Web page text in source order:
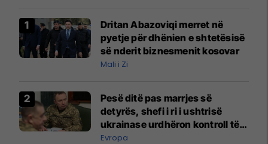
Dritan Abazoviqi merret në
pyetje për dhënien e shtetësisë
së nderit biznesmenit kosovar
Mali i Zi
Pesë ditë pas marrjes së
detyrës, shefi i ri i ushtrisë
ukrainase urdhëron kontroll të
madh
Evropa